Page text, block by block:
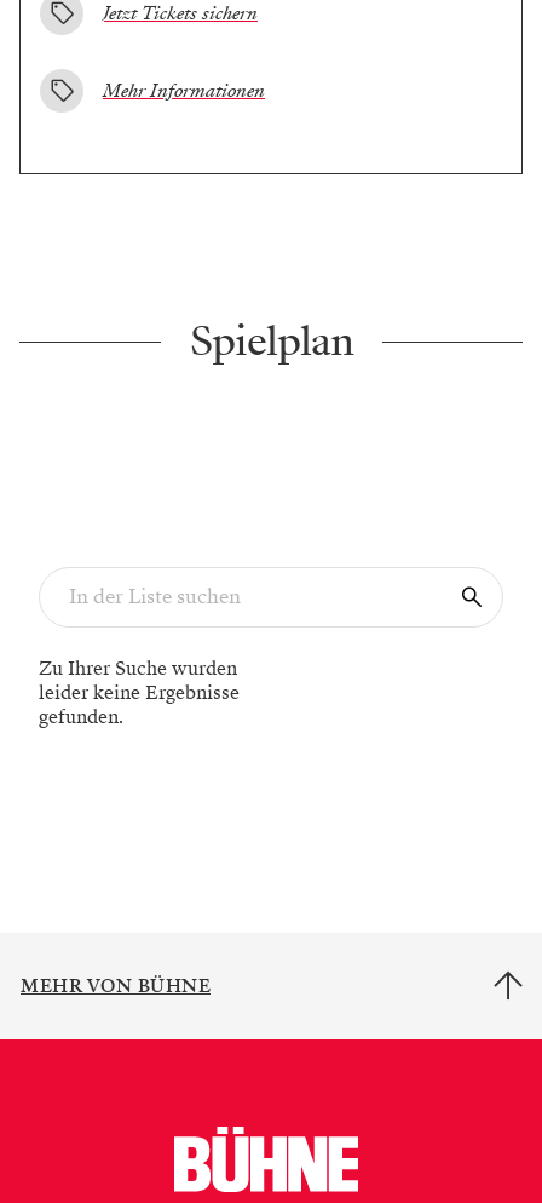
Jetzt Tickets sichern
Mehr Informationen
Spielplan
Zu Ihrer Suche wurden
leider keine Ergebnisse
gefunden.
MEHR VON BÜHNE